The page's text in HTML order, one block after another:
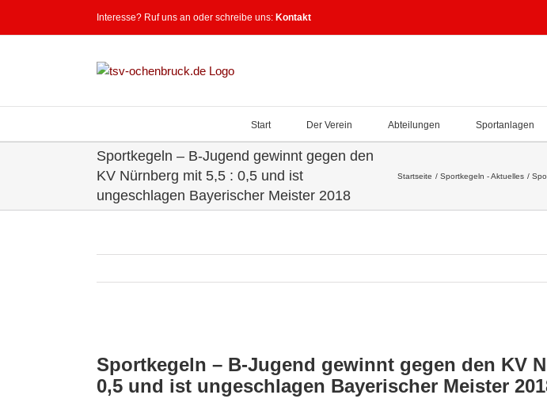
Interesse? Ruf uns an oder schreibe uns: Kontakt
Start Der Verein Abteilungen Sportanlagen
Sportkegeln – B-Jugend gewinnt gegen den
KV Nürnberg mit 5,5 : 0,5 und ist
ungeschlagen Bayerischer Meister 2018
Startseite Sportkegeln - Aktuelles
grösseres
Bild
Sportkegeln – B-Jugend gewinnt gegen den KV
0,5 und ist ungeschlagen Bayerischer Meister